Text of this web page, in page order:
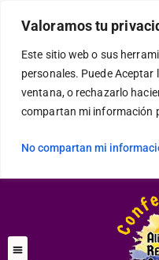
Valoramos tu
Este sitio web o sus
personales. Puede Aceptar
ventana, o rechazarlo
compartan mi información
No compartan mi